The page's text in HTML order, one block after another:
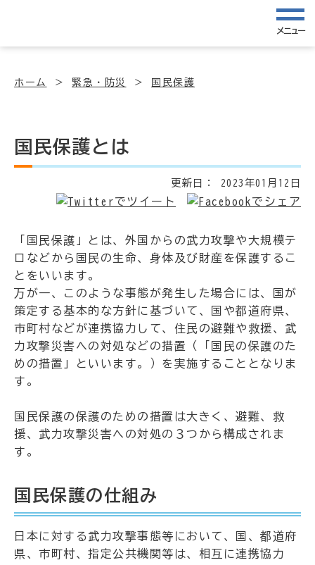
メニュー
ホーム 緊急・防災 国民保護
国民保護とは
更新日： 2023年01月12日
「国民保護」とは、外国からの武力攻撃や大規模テ
ロなどから国民の生命、身体及び財産を保護するこ
とをいいます。
万が一、このような事態が発生した場合には、国が
策定する基本的な方針に基づいて、国や都道府県、
市町村などが連携協力して、住民の避難や救援、武
力攻撃災害への対処などの措置（「国民の保護のた
めの措置」といいます。）を実施することとなりま
す。
国民保護の保護のための措置は大きく、避難、救
援、武力攻撃災害への対処の３つから構成されま
す。
国民保護の仕組み
日本に対する武力攻撃事態等において、国、都道府
県、市町村、指定公共機関等は、相互に連携協力